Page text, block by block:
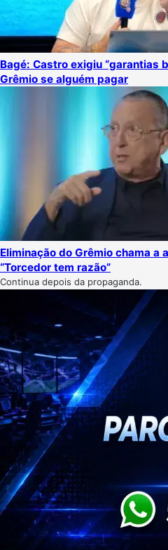
Bagé: Castro exigiu “garantias
Grêmio se alguém pagar
Eliminação do Grêmio chama a
“Torcedor tem razão”
Continua depois da propaganda.